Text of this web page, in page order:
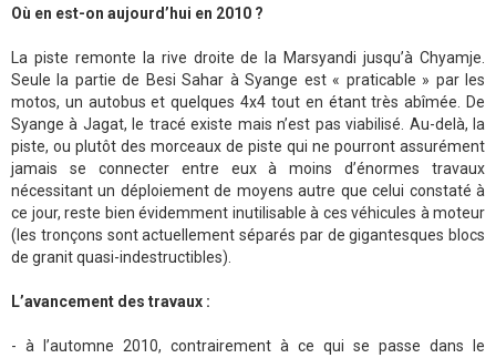
Où en est-on aujourd’hui en 2010 ?
La piste remonte la rive droite de la Marsyandi jusqu’à Chyamje.
Seule la partie de Besi Sahar à Syange est « praticable » par les
motos, un autobus et quelques 4x4 tout en étant très abîmée. De
Syange à Jagat, le tracé existe mais n’est pas viabilisé. Au-delà, la
piste, ou plutôt des morceaux de piste qui ne pourront assurément
jamais se connecter entre eux à moins d’énormes travaux
nécessitant un déploiement de moyens autre que celui constaté à
ce jour, reste bien évidemment inutilisable à ces véhicules à moteur
(les tronçons sont actuellement séparés par de gigantesques blocs
de granit quasi-indestructibles).
L’avancement des travaux :
- à l’automne 2010, contrairement à ce qui se passe dans le